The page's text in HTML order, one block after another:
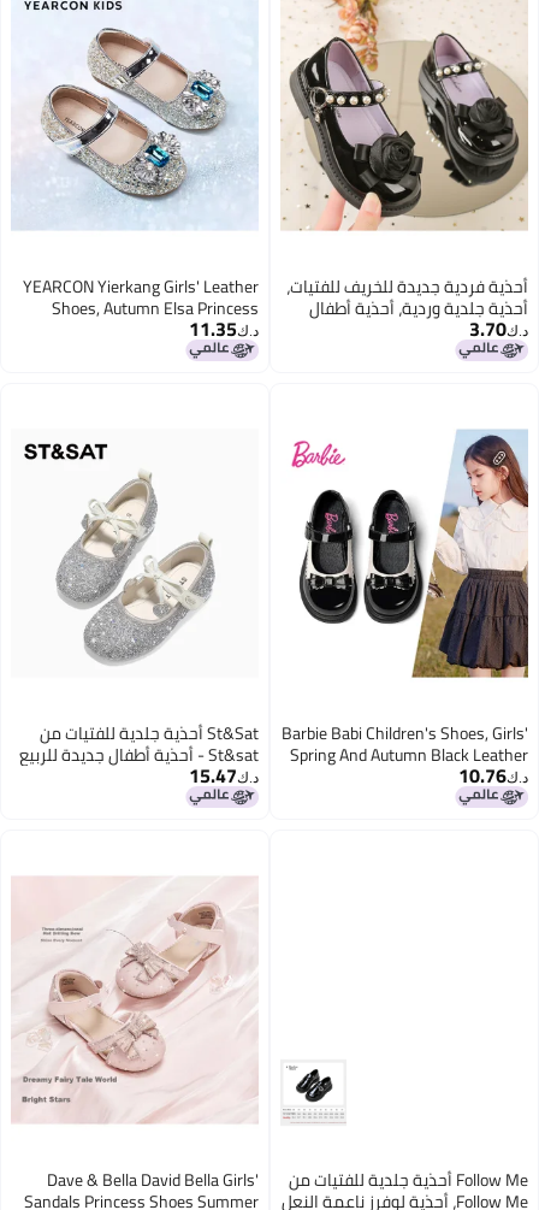
أحذية فردية جديدة للخريف للفتيات،
أحذية جلدية وردية، أحذية أطفال
موضة الأميرات، أحذية للأطفال،
أحذية كاجوال للطلاب
د.ك‏3.70
YEARCON Yierkang Girls' Leather
Shoes, Autumn Elsa Princess
Shoes, Children's Crystal Shoes,
Big Kids' Performance Shoes,
د.ك‏11.35
Barbie Babi Children's Shoes, Girls'
Spring And Autumn Black Leather
Shoes, Classic Versatile Student
Stage Shiny Leather Shoes
د.ك‏10.76
St&Sat أحذية جلدية للفتيات من
St&sat - أحذية أطفال جديدة للربيع
بكعب عالي، أحذية أميرة بنعل ناعم،
أحذية كريستال، أحذية أداء عصرية،
د.ك‏15.47
Follow Me أحذية جلدية للفتيات من
Follow Me، أحذية لوفرز ناعمة النعل
Dave & Bella David Bella Girls'
Sandals Princess Shoes Summer